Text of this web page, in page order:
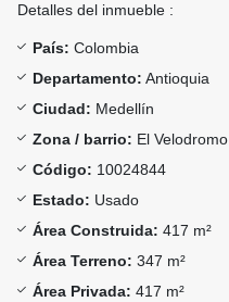
Detalles del inmueble :
País: Colombia
Departamento: Antioquia
Ciudad: Medellín
Zona / barrio: El Velodromo
Código: 10024844
Estado: Usado
Área Construida: 417 m²
Área Terreno: 347 m²
Área Privada: 417 m²